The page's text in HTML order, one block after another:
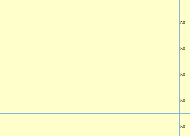
50
50
50
50
50